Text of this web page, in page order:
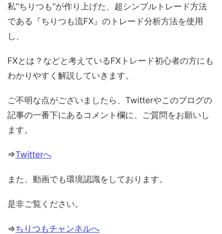
私”ちりつも”が作り上げた、超シンプルトレード方法
である『ちりつも流FX』のトレード分析方法を使用
し、
FXとは？などと考えているFXトレード初心者の方にも
わかりやすく解説していきます。
ご不明な点がございましたら、Twitterやこのブログの
記事の一番下にあるコメント欄に、ご質問をお願いし
ます。
⇒Twitterへ
また、動画でも環境認識をしております。
是非ご覧ください。
⇒ちりつもチャンネルへ